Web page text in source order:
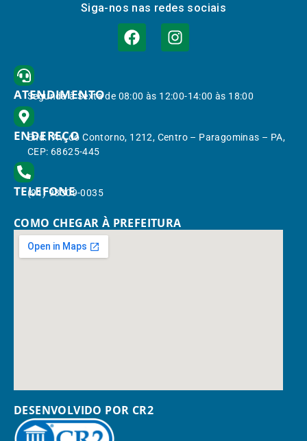
Siga-nos nas redes sociais
ATENDIMENTO
Segunda à Sexta de 08:00 às 12:00-14:00 às 18:00
ENDEREÇO
End.: Av. do Contorno, 1212, Centro – Paragominas – PA,
CEP: 68625-445
TELEFONE
(91) 98309-0035
COMO CHEGAR À PREFEITURA
DESENVOLVIDO POR CR2